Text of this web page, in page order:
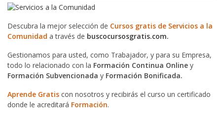
Descubra la mejor selección de Cursos gratis de Servicios a la
Comunidad a través de buscocursosgratis.com.
Gestionamos para usted, como Trabajador, y para su Empresa,
todo lo relacionado con la Formación Continua Online y
Formación Subvencionada y Formación Bonificada.
Aprende Gratis con nosotros y recibirás el curso un certificado
donde le acreditará Formación.